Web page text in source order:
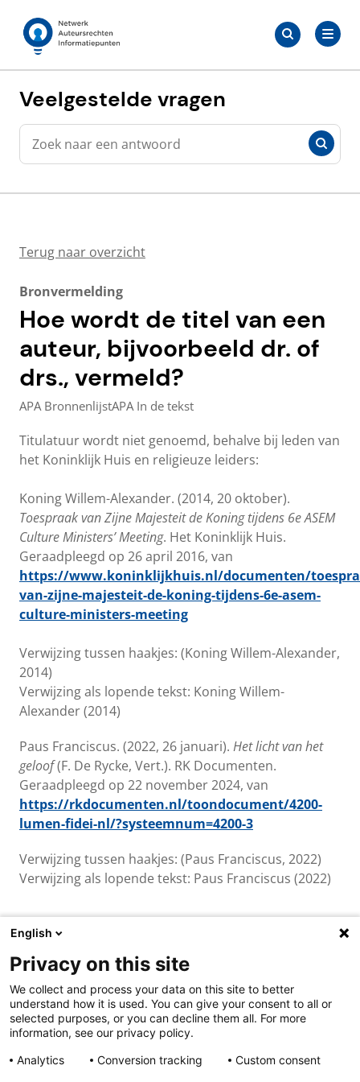
naar
content
Auteursrechten.nl
Zoeken
naar:
Zoeken
Veelgestelde vragen
Zoeken
Zoeken
Terug naar overzicht
Bronvermelding
Hoe wordt de titel van een
auteur, bijvoorbeeld dr. of
drs., vermeld?
APA BronnenlijstAPA In de tekst
Titulatuur wordt niet genoemd, behalve bij leden van
het Koninklijk Huis en religieuze leiders:
Koning Willem-Alexander. (2014, 20 oktober).
Toespraak van Zijne Majesteit de Koning tijdens 6e ASEM
Culture Ministers’ Meeting. Het Koninklijk Huis.
Geraadpleegd op 26 april 2016, van
https://www.koninklijkhuis.nl/documenten/
van-zijne-majesteit-de-koning-tijdens-6e-asem-
culture-ministers-meeting
Verwijzing tussen haakjes: (Koning Willem-Alexander,
2014)
Verwijzing als lopende tekst: Koning Willem-
Alexander (2014)
Paus Franciscus. (2022, 26 januari). Het licht van het
geloof(F. De Rycke, Vert.). RK Documenten.
Geraadpleegd op 22 november 2024, van
https://rkdocumenten.nl/toondocument/4200-
lumen-fidei-nl/?systeemnum=4200-3
Verwijzing tussen haakjes: (Paus Franciscus, 2022)
Verwijzing als lopende tekst: Paus Franciscus (2022)
Over ons & contact
Cookies
Privacy
Disclaimer
English
Privacy on this site
We collect and process your data on this site to better
understand how it is used. You can give your consent to all or
selected purposes, or you can decline them all. For more
information, see our privacy policy.
Analytics
Conversion tracking
Custom consent